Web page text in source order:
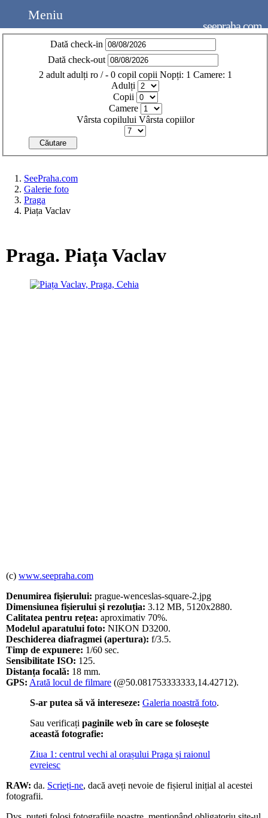
Meniu
seepraha.com
Dată check-in
Dată check-out
2 adult adulți ro / - 0 copil copii Nopți: 1 Camere: 1
Adulți
Copii
Camere
Vârsta copilului Vârsta copiilor
Căutare
SeePraha.com
Galerie foto
Praga
Piața Vaclav
Praga. Piața Vaclav
(c) www.seepraha.com
Denumirea fișierului: prague-wenceslas-square-2.jpg
Dimensiunea fișierului și rezoluția: 3.12 MB, 5120x2880.
Calitatea pentru rețea: aproximativ 70%.
Modelul aparatului foto: NIKON D3200.
Deschiderea diafragmei (apertura): f/3.5.
Timp de expunere: 1/60 sec.
Sensibilitate ISO: 125.
Distanța focală: 18 mm.
GPS: Arată locul de filmare (@50.081753333333,14.42712).
S-ar putea să vă intereseze: Galeria noastră foto.
Sau verificați paginile web în care se folosește
această fotografie:
Ziua 1: centrul vechi al orașului Praga și raionul
evreiesc
RAW: da. Scrieți-ne, dacă aveți nevoie de fișierul inițial al acestei
fotografii.